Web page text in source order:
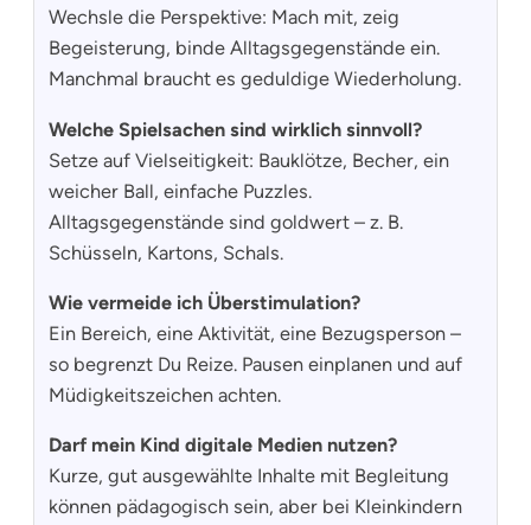
Wechsle die Perspektive: Mach mit, zeig
Begeisterung, binde Alltagsgegenstände ein.
Manchmal braucht es geduldige Wiederholung.
Welche Spielsachen sind wirklich sinnvoll?
Setze auf Vielseitigkeit: Bauklötze, Becher, ein
weicher Ball, einfache Puzzles.
Alltagsgegenstände sind goldwert – z. B.
Schüsseln, Kartons, Schals.
Wie vermeide ich Überstimulation?
Ein Bereich, eine Aktivität, eine Bezugsperson –
so begrenzt Du Reize. Pausen einplanen und auf
Müdigkeitszeichen achten.
Darf mein Kind digitale Medien nutzen?
Kurze, gut ausgewählte Inhalte mit Begleitung
können pädagogisch sein, aber bei Kleinkindern